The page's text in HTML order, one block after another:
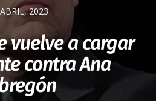
2023
vuelve a cargar
contra Ana